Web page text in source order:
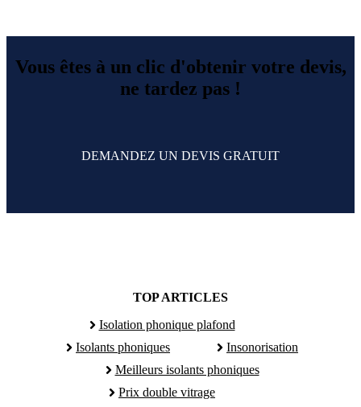
Vous êtes à un clic d'obtenir votre devis,
ne tardez pas !
DEMANDEZ UN DEVIS GRATUIT
TOP ARTICLES
Isolation phonique plafond
Isolants phoniques
Insonorisation
Meilleurs isolants phoniques
Prix double vitrage